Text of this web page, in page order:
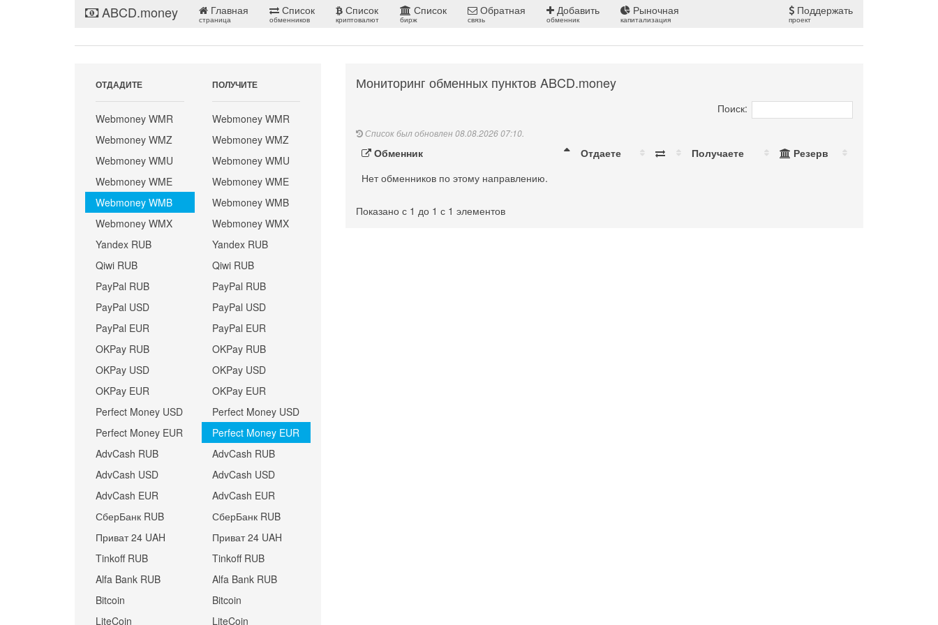
ABCD.money Главная
страница
Список
обменников
Список
криптовалют
Список
бирж
Обратная
связь
Добавить
обменник
Рыночная
капитализация
Поддержать
проект
ОТДАДИТЕ
Webmoney WMR
Webmoney WMZ
Webmoney WMU
Webmoney WME
Webmoney WMB
Webmoney WMX
Yandex RUB
Qiwi RUB
PayPal RUB
PayPal USD
PayPal EUR
OKPay RUB
OKPay USD
OKPay EUR
Perfect Money USD
Perfect Money EUR
AdvCash RUB
AdvCash USD
AdvCash EUR
СберБанк RUB
Приват 24 UAH
Tinkoff RUB
Alfa Bank RUB
Bitcoin
LiteCoin
ПОЛУЧИТЕ
Webmoney WMR
Webmoney WMZ
Webmoney WMU
Webmoney WME
Webmoney WMB
Webmoney WMX
Yandex RUB
Qiwi RUB
PayPal RUB
PayPal USD
PayPal EUR
OKPay RUB
OKPay USD
OKPay EUR
Perfect Money USD
Perfect Money EUR
AdvCash RUB
AdvCash USD
AdvCash EUR
СберБанк RUB
Приват 24 UAH
Tinkoff RUB
Alfa Bank RUB
Bitcoin
LiteCoin
Мониторинг обменных пунктов ABCD.money
Поиск:
Список был обновлен 08.08.2026 07:10.
Обменник Отдаете Получаете
Резерв
Нет обменников по этому направлению.
Показано с 1 до 1 с 1 элементов